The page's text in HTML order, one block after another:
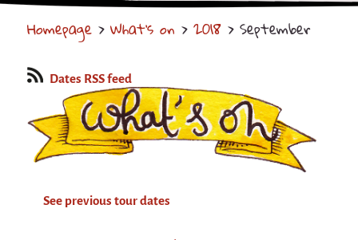
Big Tops
Partners
Shows
Shows
Attraction Capillaire
BLANC
Muscle Pain
Homepage > What's on > 2018 > September
Dates RSS feed
See previous tour dates